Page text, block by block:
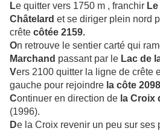
Le quitter vers 1750 m , franchir
Châtelard et se diriger plein nord
crête côtée 2159.
On retrouve le sentier carté qui
Marchand passant par le Lac de
Vers 2100 quitter la ligne de crête
gauche pour rejoindre la côte
Continuer en direction de la Croix
(1996).
De la Croix revenir un peu sur ses